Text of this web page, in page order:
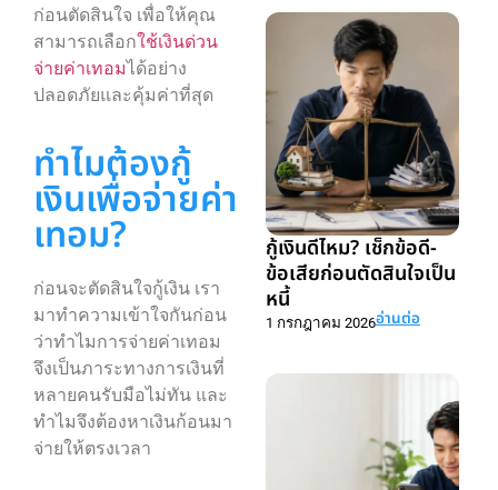
ก่อนตัดสินใจ เพื่อให้คุณ
สามารถเลือกใช้เงินด่วน
จ่ายค่าเทอมได้อย่าง
ปลอดภัยและคุ้มค่าที่สุด
ทำไมต้องกู้
เงินเพื่อจ่ายค่า
เทอม?
ก่อนจะตัดสินใจกู้เงิน เรา
มาทำความเข้าใจกันก่อน
ว่าทำไมการจ่ายค่าเทอม
จึงเป็นภาระทางการเงินที่
หลายคนรับมือไม่ทัน และ
ทำไมจึงต้องหาเงินก้อนมา
จ่ายให้ตรงเวลา
กู้เงินดีไหม? เช็กข้อดี-
ข้อเสียก่อนตัดสินใจเป็น
หนี้
1 กรกฎาคม 2026อ่านต่อ